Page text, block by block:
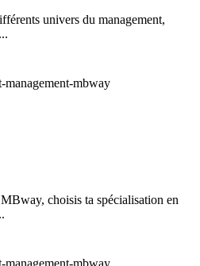
univers du management,
choisis ta spécialisation en